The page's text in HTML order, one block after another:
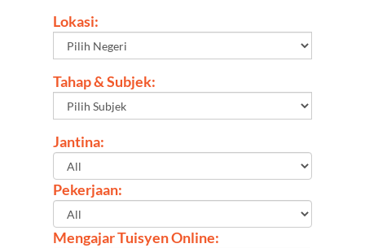
Lokasi:
Tahap & Subjek:
Jantina:
Pekerjaan:
Mengajar Tuisyen Online: